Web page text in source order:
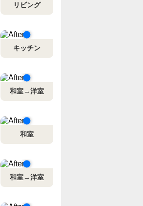
リビング
キッチン
和室→洋室
和室
和室→洋室